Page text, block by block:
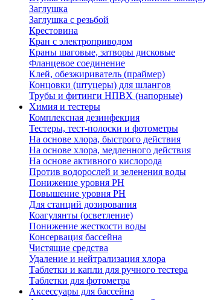
Заглушка
Заглушка с резьбой
Крестовина
Кран с электроприводом
Краны шаговые, затворы дисковые
Фланцевое соединение
Клей, обезжириватель (праймер)
Концовки (штуцеры) для шлангов
Трубы и фитинги НПВХ (напорные)
Химия и тестеры
Комплексная дезинфекция
Тестеры, тест-полоски и фотометры
На основе хлора, быстрого действия
На основе хлора, медленного действия
На основе активного кислорода
Против водорослей и зеленения воды
Понижение уровня РН
Повышение уровня РН
Для станций дозирования
Коагулянты (осветление)
Понижение жесткости воды
Консервация бассейна
Чистящие средства
Удаление и нейтрализация хлора
Таблетки и капли для ручного тестера
Таблетки для фотометра
Аксессуары для бассейна